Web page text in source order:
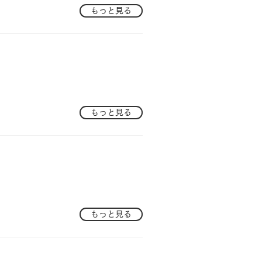
もっと見る
もっと見る
もっと見る